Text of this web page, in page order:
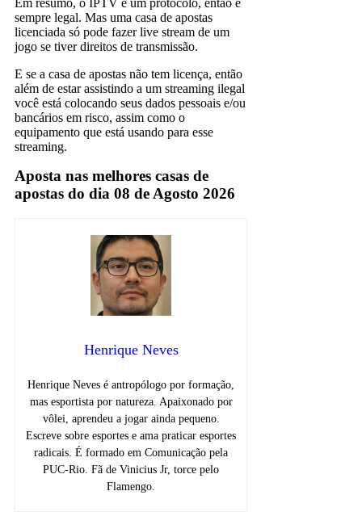
Em resumo, o IPTV é um protocolo, então é
sempre legal. Mas uma casa de apostas
licenciada só pode fazer live stream de um
jogo se tiver direitos de transmissão.
E se a casa de apostas não tem licença, então
além de estar assistindo a um streaming ilegal
você está colocando seus dados pessoais e/ou
bancários em risco, assim como o
equipamento que está usando para esse
streaming.
Aposta nas melhores casas de
apostas do dia 08 de Agosto 2026
Henrique Neves
Henrique Neves é antropólogo por formação,
mas esportista por natureza. Apaixonado por
vôlei, aprendeu a jogar ainda pequeno.
Escreve sobre esportes e ama praticar esportes
radicais. É formado em Comunicação pela
PUC-Rio. Fã de Vinicius Jr, torce pelo
Flamengo.